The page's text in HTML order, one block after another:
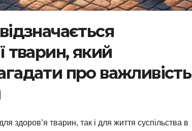
тварин, який
про важливість
здоров’я тварин, так і для життя суспільства в